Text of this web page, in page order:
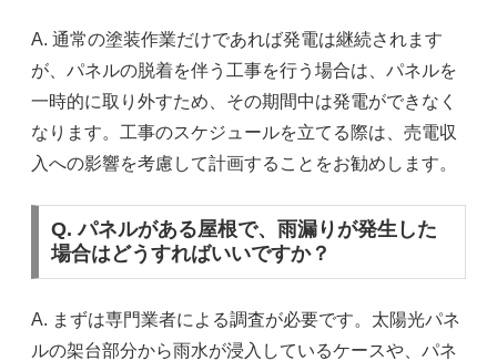
A. 通常の塗装作業だけであれば発電は継続されます
が、パネルの脱着を伴う工事を行う場合は、パネルを
一時的に取り外すため、その期間中は発電ができなく
なります。工事のスケジュールを立てる際は、売電収
入への影響を考慮して計画することをお勧めします。
Q. パネルがある屋根で、雨漏りが発生した
場合はどうすればいいですか？
A. まずは専門業者による調査が必要です。太陽光パネ
ルの架台部分から雨水が浸入しているケースや、パネ